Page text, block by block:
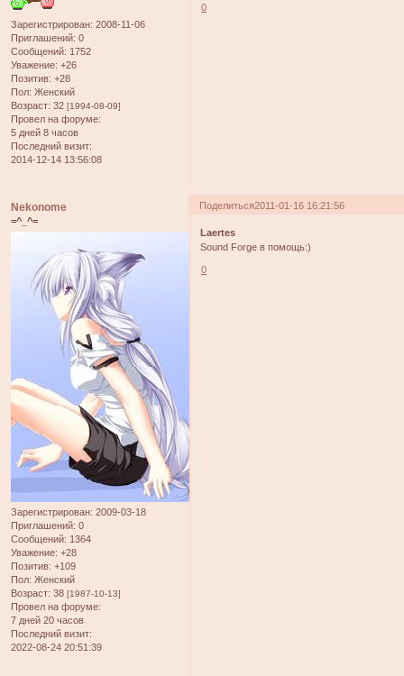
Зарегистрирован: 2008-11-06
Приглашений: 0
Сообщений: 1752
Уважение: +26
Позитив: +28
Пол: Женский
Возраст: 32 [1994-08-09]
Провел на форуме:
5 дней 8 часов
Последний визит:
2014-12-14 13:56:08
0
Поделиться2011-01-16 16:21:56
Nekonome
=^_^=
Зарегистрирован: 2009-03-18
Приглашений: 0
Сообщений: 1364
Уважение: +28
Позитив: +109
Пол: Женский
Возраст: 38 [1987-10-13]
Провел на форуме:
7 дней 20 часов
Последний визит:
2022-08-24 20:51:39
Laertes
Sound Forge в помощь:)
0